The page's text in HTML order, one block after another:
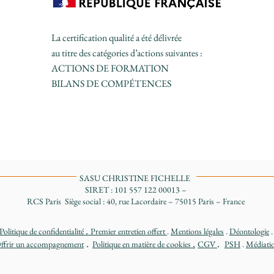
La certification qualité a été délivrée
au titre des catégories d’actions suivantes :
ACTIONS DE FORMATION
BILANS DE COMPÉTENCES
SASU CHRISTINE FICHELLE
SIRET : 101 557 122 00013 –
RCS Paris Siège social : 40, rue Lacordaire – 75015 Paris – France
Politique de confidentialité . Premier entretien offert.Mentions légales .Déontologie .
un accompagnement. Politique en matière de cookies . CGV . PSH .